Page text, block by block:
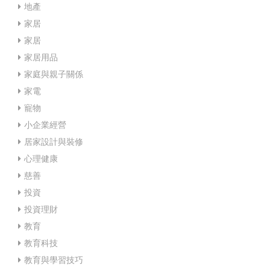
地產
家居
家居
家居用品
家庭與親子關係
家電
寵物
小企業經營
居家設計與裝修
心理健康
慈善
投資
投資理財
教育
教育科技
教育與學習技巧